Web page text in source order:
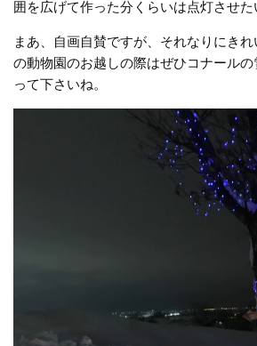
囲を広げて作った分くらいは点灯させた
まあ、自画自賛ですが、それなりにき
の動物園のお越しの際はぜひコナール
って下さいね。